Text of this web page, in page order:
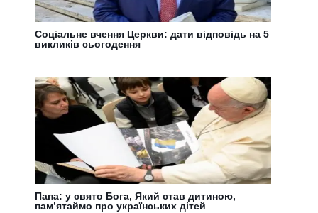
Соціальне вчення Церкви: дати відповідь на 5
викликів сьогодення
Папа: у свято Бога, Який став дитиною,
пам’ятаймо про українських дітей